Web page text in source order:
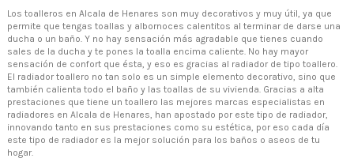
Los toalleros en Alcala de Henares son muy decorativos y muy útil, ya que
permite que tengas toallas y albornoces calentitos al terminar de darse una
ducha o un baño. Y no hay sensación más agradable que tienes cuando
sales de la ducha y te pones la toalla encima caliente. No hay mayor
sensación de confort que ésta, y eso es gracias al radiador de tipo toallero.
El radiador toallero no tan solo es un simple elemento decorativo, sino que
también calienta todo el baño y las toallas de su vivienda. Gracias a alta
prestaciones que tiene un toallero las mejores marcas especialistas en
radiadores en Alcala de Henares, han apostado por este tipo de radiador,
innovando tanto en sus prestaciones como su estética, por eso cada día
este tipo de radiador es la mejor solución para los baños o aseos de tu
hogar.